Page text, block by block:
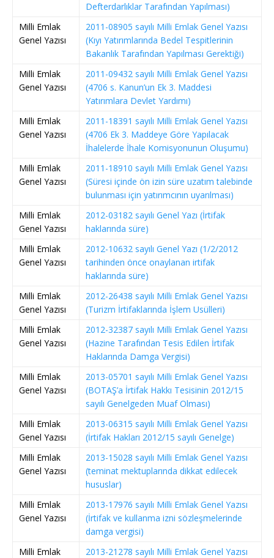
Defterdarlıklar Tarafından Yapılması)
Milli Emlak
Genel Yazısı
2011-08905 sayılı Milli Emlak Genel Yazısı
(Kıyı Yatırımlarında Bedel Tespitlerinin
Bakanlık Tarafından Yapılması Gerektiği)
Milli Emlak
Genel Yazısı
2011-09432 sayılı Milli Emlak Genel Yazısı
(4706 s. Kanun’un Ek 3. Maddesi
Yatırımlara Devlet Yardımı)
Milli Emlak
Genel Yazısı
2011-18391 sayılı Milli Emlak Genel Yazısı
(4706 Ek 3. Maddeye Göre Yapılacak
İhalelerde İhale Komisyonunun Oluşumu)
Milli Emlak
Genel Yazısı
2011-18910 sayılı Milli Emlak Genel Yazısı
(Süresi içinde ön izin süre uzatım talebinde
bulunması için yatırımcının uyarılması)
Milli Emlak
Genel Yazısı
2012-03182 sayılı Genel Yazı (İrtifak
haklarında süre)
Milli Emlak
Genel Yazısı
2012-10632 sayılı Genel Yazı (1/2/2012
tarihinden önce onaylanan irtifak
haklarında süre)
Milli Emlak
Genel Yazısı
2012-26438 sayılı Milli Emlak Genel Yazısı
(Turizm İrtifaklarında İşlem Usülleri)
Milli Emlak
Genel Yazısı
2012-32387 sayılı Milli Emlak Genel Yazısı
(Hazine Tarafından Tesis Edilen İrtifak
Haklarında Damga Vergisi)
Milli Emlak
Genel Yazısı
2013-05701 sayılı Milli Emlak Genel Yazısı
(BOTAŞ’a İrtifak Hakkı Tesisinin 2012/15
sayılı Genelgeden Muaf Olması)
Milli Emlak
Genel Yazısı
2013-06315 sayılı Milli Emlak Genel Yazısı
(İrtifak Hakları 2012/15 sayılı Genelge)
Milli Emlak
Genel Yazısı
2013-15028 sayılı Milli Emlak Genel Yazısı
(teminat mektuplarında dikkat edilecek
hususlar)
Milli Emlak
Genel Yazısı
2013-17976 sayılı Milli Emlak Genel Yazısı
(İrtifak ve kullanma izni sözleşmelerinde
damga vergisi)
Milli Emlak
2013-21278 sayılı Milli Emlak Genel Yazısı